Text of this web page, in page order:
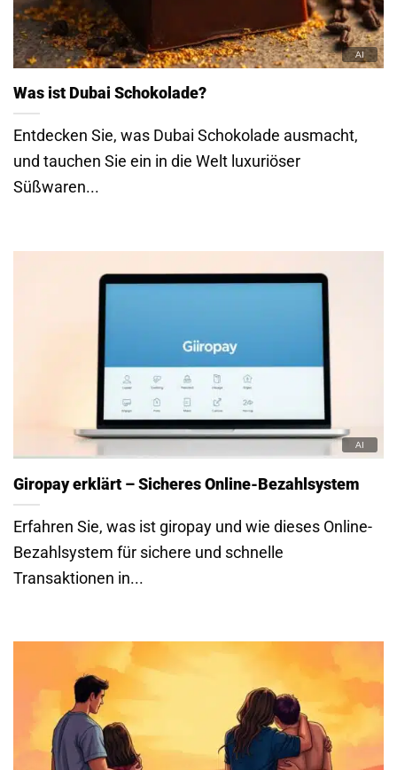
Was ist Dubai Schokolade?
Entdecken Sie, was Dubai Schokolade ausmacht,
und tauchen Sie ein in die Welt luxuriöser
Süßwaren...
Giropay erklärt – Sicheres Online-Bezahlsystem
Erfahren Sie, was ist giropay und wie dieses Online-
Bezahlsystem für sichere und schnelle
Transaktionen in...